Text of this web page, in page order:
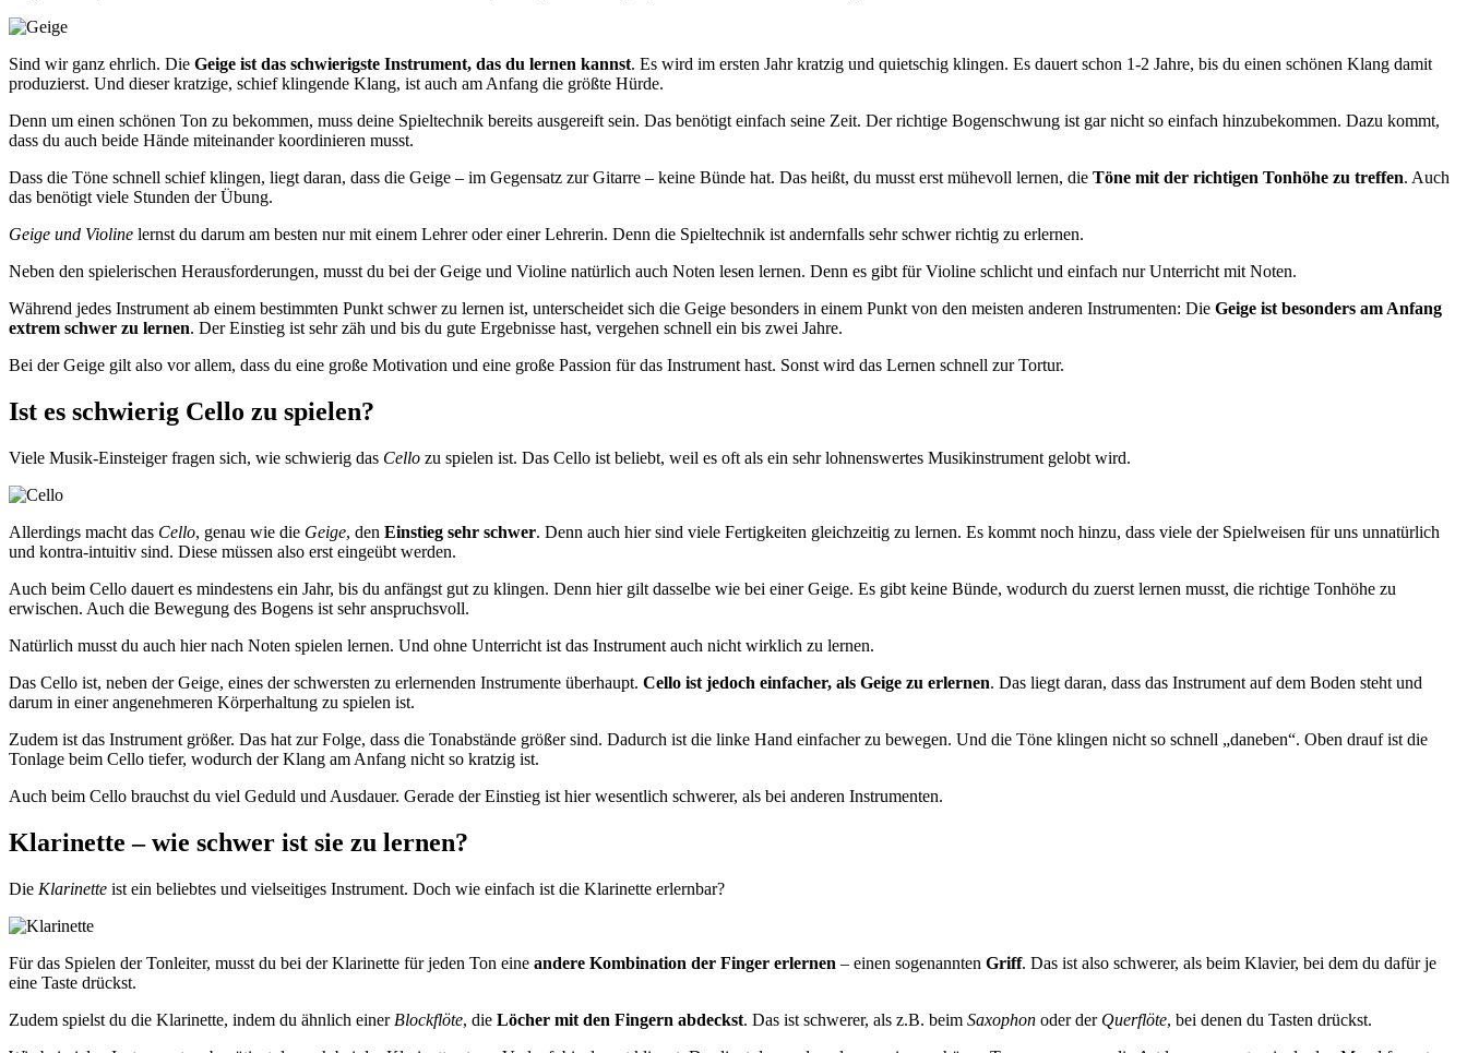
Sind wir ganz ehrlich. Die Geige ist das schwierigste Instrument, das du lernen kannst. Es wird im ersten Jahr kratzig und quietschig klingen. Es dauert schon 1-2 Jahre, bis du einen schönen Klang damit
produzierst. Und dieser kratzige, schief klingende Klang, ist auch am Anfang die größte Hürde.
Denn um einen schönen Ton zu bekommen, muss deine Spieltechnik bereits ausgereift sein. Das benötigt einfach seine Zeit. Der richtige Bogenschwung ist gar nicht so einfach hinzubekommen. Dazu kommt,
dass du auch beide Hände miteinander koordinieren musst.
Dass die Töne schnell schief klingen, liegt daran, dass die Geige – im Gegensatz zur Gitarre – keine Bünde hat. Das heißt, du musst erst mühevoll lernen, die Töne mit der richtigen Tonhöhe zu treffen. Auch
das benötigt viele Stunden der Übung.
Geige und Violine lernst du darum am besten nur mit einem Lehrer oder einer Lehrerin. Denn die Spieltechnik ist andernfalls sehr schwer richtig zu erlernen.
Neben den spielerischen Herausforderungen, musst du bei der Geige und Violine natürlich auch Noten lesen lernen. Denn es gibt für Violine schlicht und einfach nur Unterricht mit Noten.
Während jedes Instrument ab einem bestimmten Punkt schwer zu lernen ist, unterscheidet sich die Geige besonders in einem Punkt von den meisten anderen Instrumenten: Die Geige ist besonders am Anfang
extrem schwer zu lernen. Der Einstieg ist sehr zäh und bis du gute Ergebnisse hast, vergehen schnell ein bis zwei Jahre.
Bei der Geige gilt also vor allem, dass du eine große Motivation und eine große Passion für das Instrument hast. Sonst wird das Lernen schnell zur Tortur.
Ist es schwierig Cello zu spielen?
Viele Musik-Einsteiger fragen sich, wie schwierig das Cello zu spielen ist. Das Cello ist beliebt, weil es oft als ein sehr lohnenswertes Musikinstrument gelobt wird.
Allerdings macht das Cello, genau wie die Geige, den Einstieg sehr schwer. Denn auch hier sind viele Fertigkeiten gleichzeitig zu lernen. Es kommt noch hinzu, dass viele der Spielweisen für uns unnatürlich
und kontra-intuitiv sind. Diese müssen also erst eingeübt werden.
Auch beim Cello dauert es mindestens ein Jahr, bis du anfängst gut zu klingen. Denn hier gilt dasselbe wie bei einer Geige. Es gibt keine Bünde, wodurch du zuerst lernen musst, die richtige Tonhöhe zu
erwischen. Auch die Bewegung des Bogens ist sehr anspruchsvoll.
Natürlich musst du auch hier nach Noten spielen lernen. Und ohne Unterricht ist das Instrument auch nicht wirklich zu lernen.
Das Cello ist, neben der Geige, eines der schwersten zu erlernenden Instrumente überhaupt. Cello ist jedoch einfacher, als Geige zu erlernen. Das liegt daran, dass das Instrument auf dem Boden steht und
darum in einer angenehmeren Körperhaltung zu spielen ist.
Zudem ist das Instrument größer. Das hat zur Folge, dass die Tonabstände größer sind. Dadurch ist die linke Hand einfacher zu bewegen. Und die Töne klingen nicht so schnell „daneben“. Oben drauf ist die
Tonlage beim Cello tiefer, wodurch der Klang am Anfang nicht so kratzig ist.
Auch beim Cello brauchst du viel Geduld und Ausdauer. Gerade der Einstieg ist hier wesentlich schwerer, als bei anderen Instrumenten.
Klarinette – wie schwer ist sie zu lernen?
Die Klarinette ist ein beliebtes und vielseitiges Instrument. Doch wie einfach ist die Klarinette erlernbar?
Für das Spielen der Tonleiter, musst du bei der Klarinette für jeden Ton eine andere Kombination der Finger erlernen – einen sogenannten Griff. Das ist also schwerer, als beim Klavier, bei dem du dafür je
eine Taste drückst.
Zudem spielst du die Klarinette, indem du ähnlich einer Blockflöte, die Löcher mit den Fingern abdeckst. Das ist schwerer, als z.B. beim Saxophon oder der Querflöte, bei denen du Tasten drückst.